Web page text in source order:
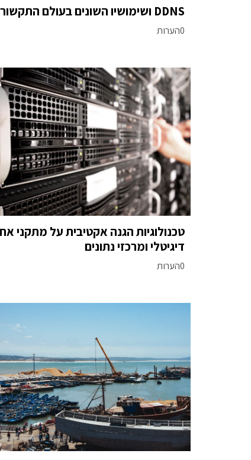
DDNS ושימושיו השונים בעולם התקשורת
0הערות
טכנולוגיות הגנה אקטיבית על מתקני
דיגיטלי ומרכזי נתונים
0הערות